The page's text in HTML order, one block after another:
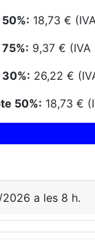
18,73 €
9,37 € (IVA
26,22 €
50%: 18,73 €
a les 8 h.